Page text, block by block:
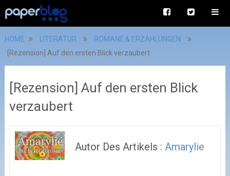
HOME LITERATUR
ROMANE & ERZÄHLUNGEN
[Rezension] Auf den ersten Blick verzaubert
[Rezension] Auf den ersten Blick
verzaubert
Autor Des Artikels :Amarylie